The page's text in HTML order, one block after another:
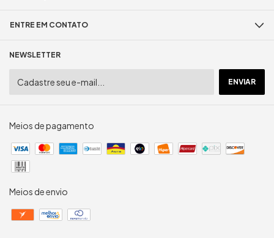
ENTRE EM CONTATO
NEWSLETTER
Meios de pagamento
Meios de envio